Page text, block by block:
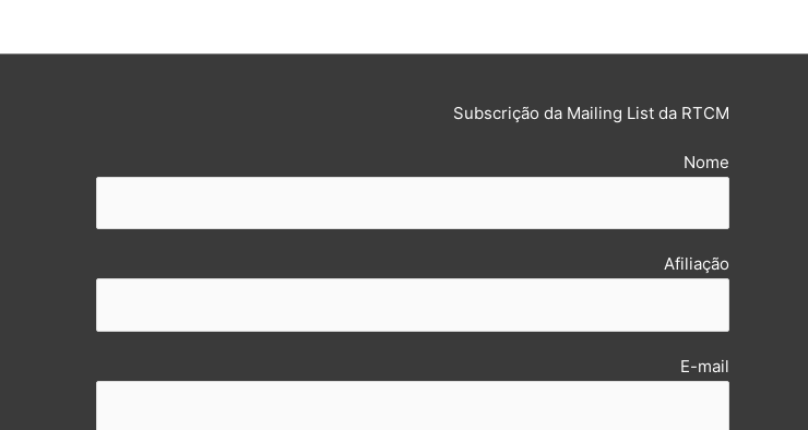
Subscrição da Mailing List da RTCM
Nome
Afiliação
E-mail